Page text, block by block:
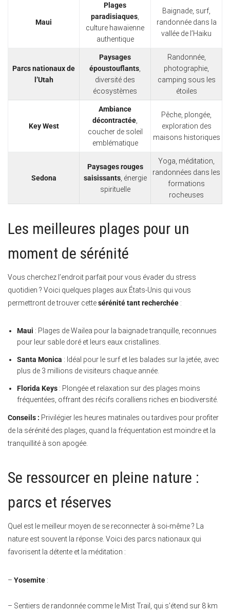
Maui
Plages
paradisiaques
culture hawaïenne
authentique
Baignade, surf,
randonnée dans la
vallée de l’Haiku
Parcs nationaux de
l’Utah
Paysages
époustouflants
diversité des
écosystèmes
Randonnée,
photographie,
camping sous les
étoiles
Key West
Ambiance
décontractée
coucher de soleil
emblématique
Pêche, plongée,
exploration des
maisons historiques
Sedona
Paysages rouges
saisissants, énergie
spirituelle
Yoga, méditation,
randonnées dans les
formations
rocheuses
Les meilleures plages pour un
moment de sérénité
Vous cherchez l’endroit parfait pour vous évader du stress
quotidien ? Voici quelques plages aux États-Unis qui vous
permettront de trouver cettesérénité tant recherchée :
Maui : Plages de Wailea pour la baignade tranquille, reconnues
pour leur sable doré et leurs eaux cristallines.
Santa Monica : Idéal pour le surf et les balades sur la jetée, avec
plus de 3 millions de visiteurs chaque année.
Florida Keys : Plongée et relaxation sur des plages moins
fréquentées, offrant des récifs coralliens riches en biodiversité.
Conseils : Privilégier les heures matinales ou tardives pour profiter
de la sérénité des plages, quand la fréquentation est moindre et la
tranquillité à son apogée.
Se ressourcer en pleine nature :
parcs et réserves
Quel est le meilleur moyen de se reconnecter à soi-même ? La
nature est souvent la réponse. Voici des parcs nationaux qui
favorisent la détente et la méditation :
– Yosemite :
– Sentiers de randonnée comme le Mist Trail, qui s’étend sur 8 km